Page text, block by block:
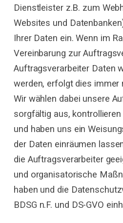
Dienstleister z.B. zum
Websites und
Ihrer Daten ein. Wenn im
Vereinbarung zur
Auftragsverarbeiter Daten
werden, erfolgt dies immer
Wir wählen dabei unsere
sorgfältig aus,
und haben uns ein
der Daten einräumen
die Auftragsverarbeiter
und organisatorische
haben und die
BDSG n.F. und DS-GVO